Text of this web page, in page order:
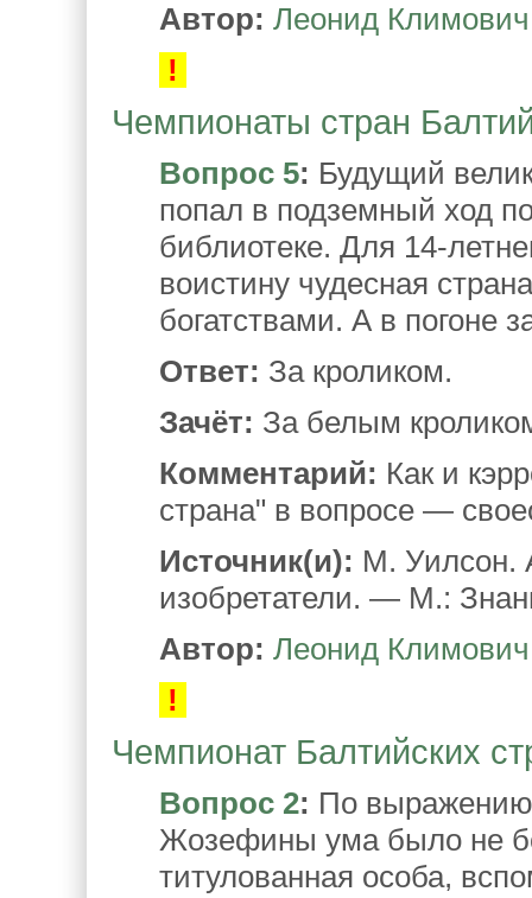
Автор: Леонид Климович
!
Чемпионаты стран
Вопрос 5: Будущий
попал в подземный ход
библиотеке. Для 14-
воистину чудесная
богатствами. А в погоне
Ответ: За кроликом.
Зачёт: За белым
Комментарий: Как и
страна" в вопросе —
Источник(и): М. Уилсон.
изобретатели. — М.:
Автор: Леонид Климович
!
Чемпионат Балтийских
Вопрос 2: По выражению
Жозефины ума было не
титулованная особа,